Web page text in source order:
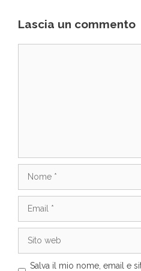
Lascia un commento
web
Salva il mio nome, email e